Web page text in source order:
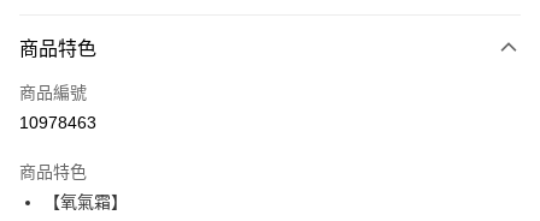
信用卡一次付款
超商取貨付款
Apple Pay
商品特色
商品編號
10978463
商品特色
【氧氣霜】